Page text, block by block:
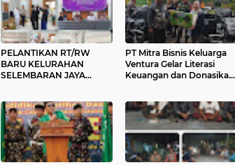
PELANTIKAN RT/RW
BARU KELURAHAN
SELEMBARAN JAYA
DIHARAPKAN LEBIH
GIGIH LAYANI
MASYARAKAT
​PT Mitra Bisnis Keluarga
Ventura Gelar Literasi
Keuangan dan Donasikan